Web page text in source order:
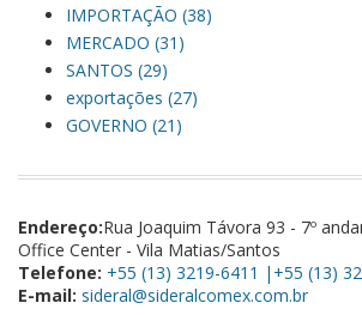
IMPORTAÇÃO (38)
MERCADO (31)
SANTOS (29)
exportações (27)
GOVERNO (21)
Endereço:Rua Joaquim Távora 93 - 7º
Office Center - Vila Matias/Santos
Telefone: +55 (13) 3219-6411 |+55 (13)
E-mail: sideral@sideralcomex.com.br